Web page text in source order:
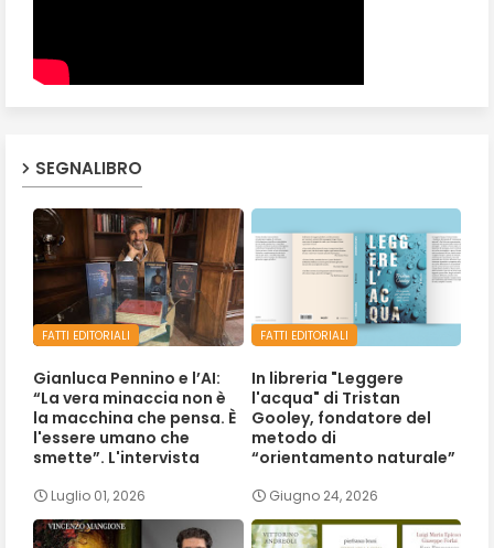
SEGNALIBRO
FATTI EDITORIALI
Gianluca Pennino e l’AI:
“La vera minaccia non è
la macchina che pensa. È
l'essere umano che
smette”. L'intervista
Luglio 01, 2026
FATTI EDITORIALI
In libreria "Leggere
l'acqua" di Tristan
Gooley, fondatore del
metodo di
“orientamento naturale”
Giugno 24, 2026